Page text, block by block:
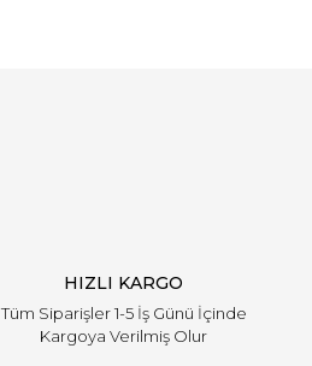
HIZLI KARGO
Tüm Siparişler 1-5 İş Günü İçinde
Kargoya Verilmiş Olur